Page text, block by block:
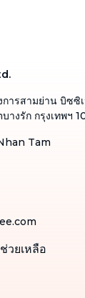
ารสามย่าน บิซซิ
างรัก กรุงเทพฯ
Tam
ช่วยเหลือ